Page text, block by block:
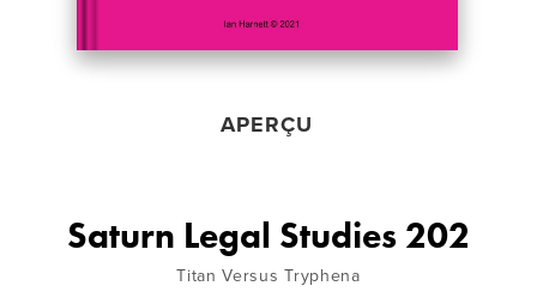
APERÇU
Saturn Legal Studies 202
Titan Versus Tryphena